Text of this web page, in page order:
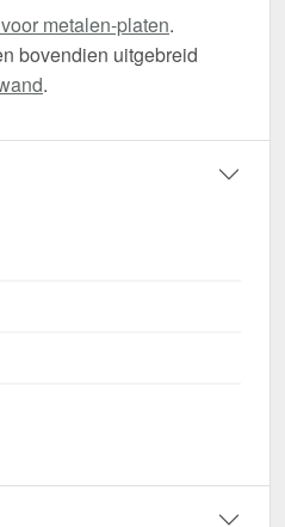
metalen-platen.
bovendien uitgebreid
.